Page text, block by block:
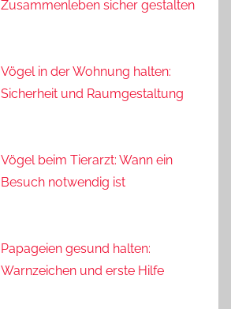
Zusammenleben sicher gestalten
Vögel in der Wohnung halten:
Sicherheit und Raumgestaltung
Vögel beim Tierarzt: Wann ein
Besuch notwendig ist
Papageien gesund halten:
Warnzeichen und erste Hilfe